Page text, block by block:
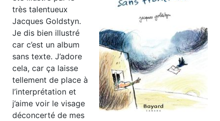
très talentueux
Jacques Goldstyn.
Je dis bien illustré
car c’est un album
sans texte. J’adore
cela, car ça laisse
tellement de place à
l’interprétation et
j’aime voir le visage
déconcerté de mes